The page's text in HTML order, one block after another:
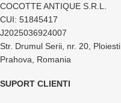
COCOTTE ANTIQUE S.R.L.
CUI: 51845417
J2025036924007
Str. Drumul Serii, nr. 20, Ploiesti
Prahova, Romania
SUPORT CLIENTI